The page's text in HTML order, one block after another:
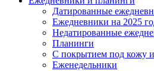
Датированные
Ежедневники на 2025
Недатированные
Планинги
С покрытием под кожу
Еженедельники